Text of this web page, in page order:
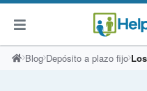
SaltarBlog Depósito a plazo fijo